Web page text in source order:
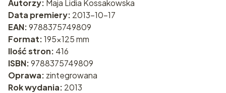
Autorzy: Maja Lidia Kossakowska
Data premiery: 2013-10-17
EAN:9788375749809
Format:195x125 mm
Ilość stron: 416
ISBN:9788375749809
Oprawa: zintegrowana
Rok wydania: 2013